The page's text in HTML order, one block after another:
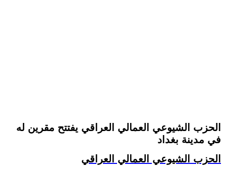
الحزب الشيوعي العمالي العراقي يفتتح مقرين له
في مدينة بغداد
الحزب الشيوعي العمالي العراقي